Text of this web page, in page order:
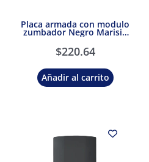
Placa armada con modulo
zumbador Negro Marisio
Black
$220.64
Añadir al carrito